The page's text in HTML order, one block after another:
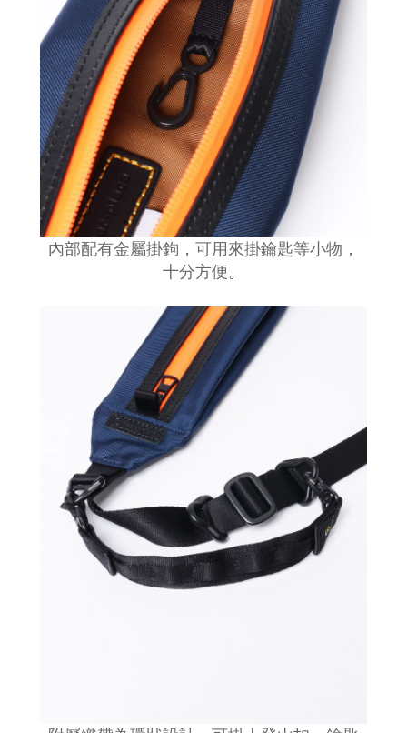
內部配有金屬掛鉤，可用來掛鑰匙等小物，
十分方便。